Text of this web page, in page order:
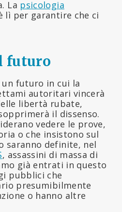
La psicologia
lì per garantire che ci
futuro
futuro in cui la
autoritari vincerà
libertà rubate,
il dissenso.
vedere le prove,
o che insistono sul
saranno definite, nel
, assassini di massa di
già entrati in questo
pubblici che
presumibilmente
o hanno altre